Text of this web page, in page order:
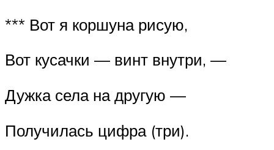
*** Вот я коршуна рисую,
Вот кусачки — винт внутри, —
Дужка села на другую —
Получилась цифра (три).